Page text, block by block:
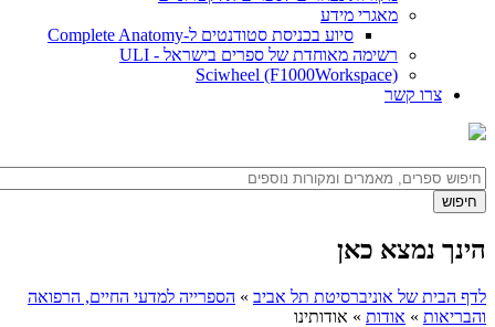
מאגרי מידע
סיוע בכניסת סטודנטים ל-Complete Anatomy
רשימה מאוחדת של ספרים בישראל - ULI
Sciwheel (F1000Workspace)
צרו קשר
הינך נמצא כאן
לדף הבית של אוניברסיטת תל אביב » הספרייה למדעי החיים, הרפואה
והבריאות » אודות » אודותינו